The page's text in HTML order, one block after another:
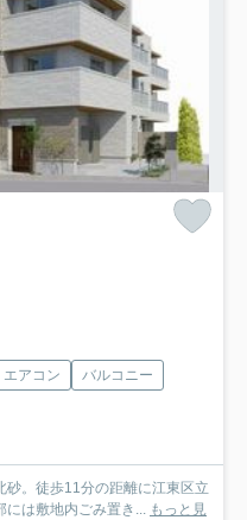
エアコン
バルコニー
砂。徒歩11分の距離に江東区立
には敷地内ごみ置き... もっと見